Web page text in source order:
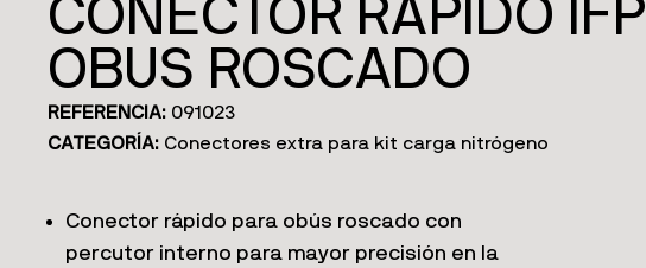
CONECTOR RÁPIDO IFP
OBUS ROSCADO
REFERENCIA: 091023
CATEGORÍA: Conectores extra para kit carga nitrógeno
Conector rápido para obús roscado con
percutor interno para mayor precisión en la